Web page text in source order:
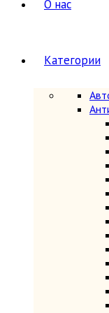
О нас
Категории